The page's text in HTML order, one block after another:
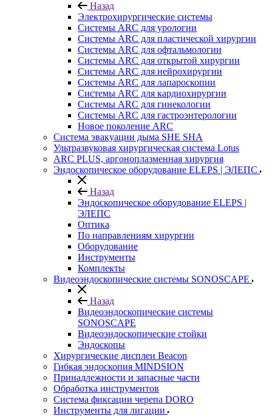
Назад
Электрохирургические системы
Системы ARC для урологии
Системы ARC для пластической хирургии
Системы ARC для офтальмологии
Системы ARC для открытой хирургии
Системы ARC для нейрохирургии
Системы ARC для лапароскопии
Системы ARC для кардиохирургии
Системы ARC для гинекологии
Системы ARC для гастроэнтерологии
Новое поколение ARC
Система эвакуации дыма SHE SHA
Ультразвуковая хирургическая система Lotus
ARC PLUS, аргоноплазменная хирургия
Эндоскопическое оборудование ELEPS | ЭЛЕПС
Назад
Эндоскопическое оборудование ELEPS |
ЭЛЕПС
Оптика
По направлениям хирургии
Оборудование
Инструменты
Комплекты
Видеоэндоскопические системы SONOSCAPE
Назад
Видеоэндоскопические системы
SONOSCAPE
Видеоэндоскопические стойки
Эндоскопы
Хирургические дисплеи Beacon
Гибкая эндоскопия MINDSION
Принадлежности и запасные части
Обработка инструментов
Система фиксации черепа DORO
Инструменты для лигации